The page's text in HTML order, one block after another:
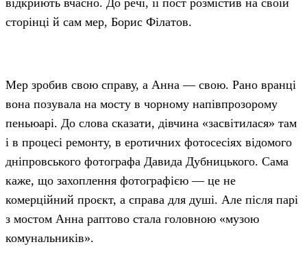
сторінці й сам мер, Борис Філатов.
Мер зробив свою справу, а Анна — свою. Рано вранці
вона позувала на мосту в чорному напівпрозорому
пеньюарі. До слова сказати, дівчина «засвітилася» там
і в процесі ремонту, в еротичних фотосесіях відомого
дніпровського фотографа Давида Дубницького. Сама
каже, що захоплення фотографією — це не
комерційний проєкт, а справа для душі. Але після парі
з мостом Анна раптово стала головною «музою
комунальників».